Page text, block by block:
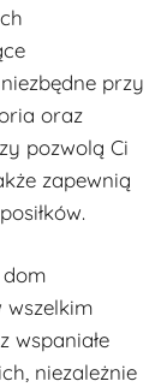
przy
oraz
pozwolą Ci
zapewnią
wspaniałe
niezależnie